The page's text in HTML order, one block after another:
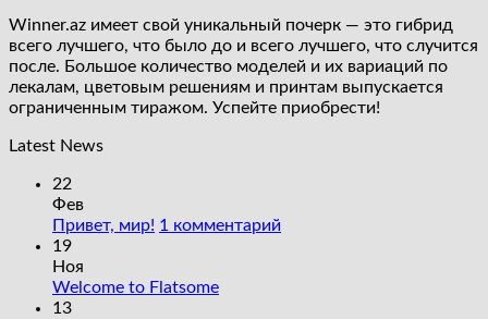
Winner.az имеет свой уникальный почерк — это гибрид
всего лучшего, что было до и всего лучшего, что случится
после. Большое количество моделей и их вариаций по
лекалам, цветовым решениям и принтам выпускается
ограниченным тиражом. Успейте приобрести!
Latest News
22
Фев
Привет, мир! 1 комментарий
19
Ноя
Welcome to FlatsomeКомментариев
13